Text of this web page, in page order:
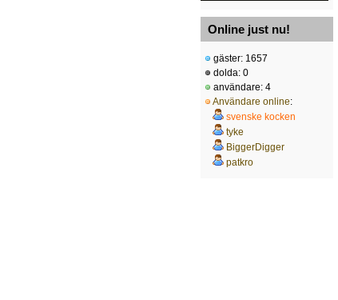
Online just nu!
gäster: 1657
dolda: 0
användare: 4
Användare online:
svenske kocken
tyke
BiggerDigger
patkro